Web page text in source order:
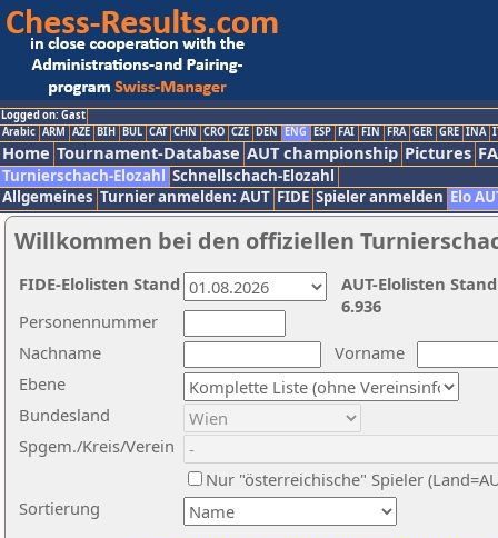
Logged on: Gast
Arabic ARM AZE BIH BUL CAT CHN CRO CZE DEN ENG ESP FAI FIN FRA GER GRE INA
Home Tournament-Database AUT championship Pictures
Turnierschach-Elozahl Schnellschach-Elozahl
Allgemeines Turnier anmelden: AUT FIDE Spieler anmelden Elo
Willkommen bei den offiziellen
Nachname
Vorname
Ebene
Sortierung
Personennummer
Bundesland
Spgem./Kreis/Verein
Nur "österreichische" Spieler
AUT-Elolisten
6.936
FIDE-Elolisten Stand